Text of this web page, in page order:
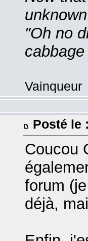
"Oh no
Vainqueur
Posté le :
Coucou
forum
déjà,